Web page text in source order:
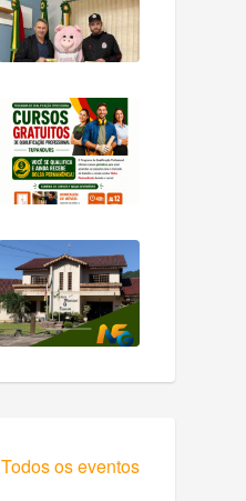
Todos os eventos